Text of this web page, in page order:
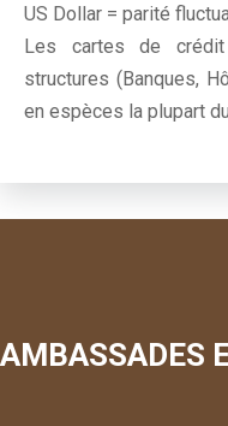
US Dollar = parité
Les cartes de
structures (Banques,
en espèces la plupart
AMBASSADES